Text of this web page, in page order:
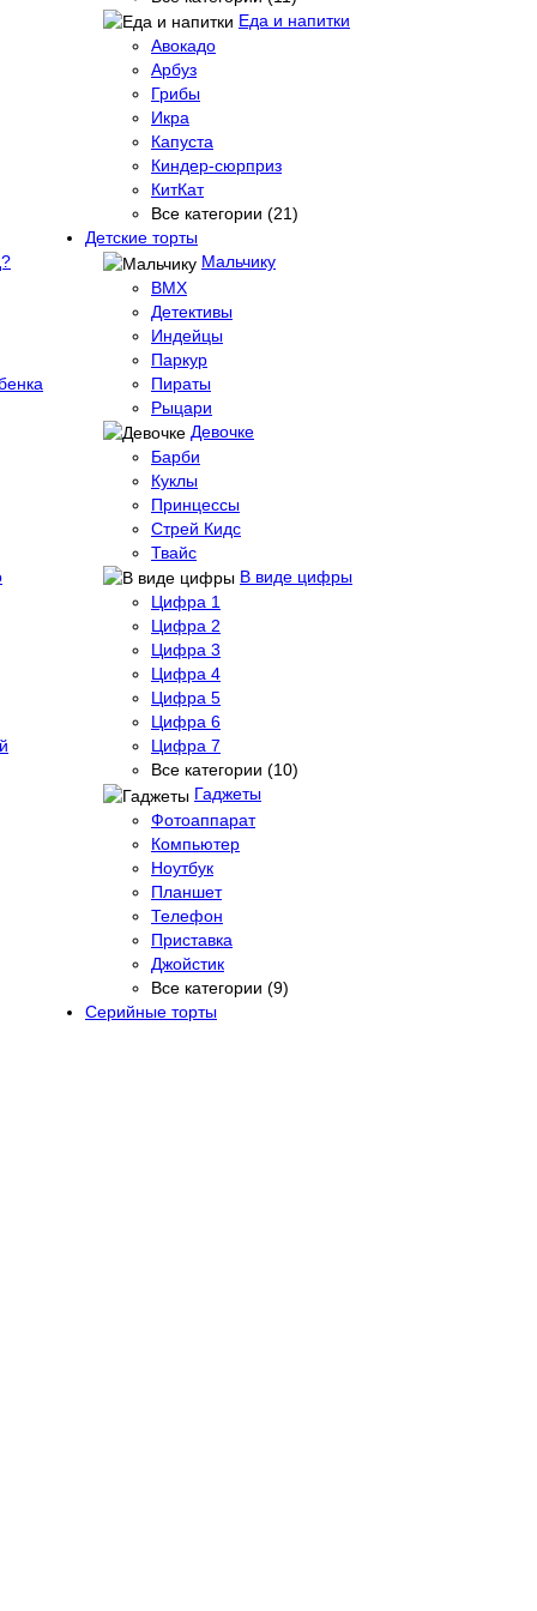
Еда и напитки
Авокадо
Арбуз
Грибы
Икра
Капуста
Киндер-сюрприз
КитКат
Все категории (21)
Детские торты
Мальчику
BMX
Детективы
Индейцы
Паркур
Пираты
Рыцари
Девочке
Барби
Куклы
Принцессы
Стрей Кидс
Твайс
В виде цифры
Цифра 1
Цифра 2
Цифра 3
Цифра 4
Цифра 5
Цифра 6
Цифра 7
Все категории (10)
Гаджеты
Фотоаппарат
Компьютер
Ноутбук
Планшет
Телефон
Приставка
Джойстик
Все категории (9)
Серийные торты